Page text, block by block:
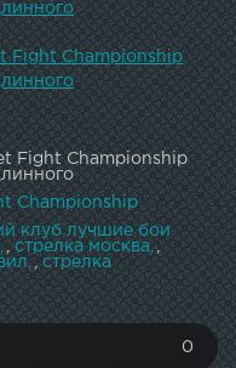
Fight Championship
Fight Championship
Championship
клуб лучшие бои
,стрелка москва ,
,стрелка
0